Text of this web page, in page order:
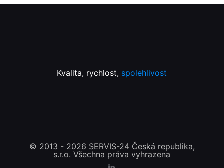
Kvalita, rychlost, spolehlivost
© 2013 - 2026 SERVIS-24 Česká republika,
s.r.o. Všechna práva vyhrazena